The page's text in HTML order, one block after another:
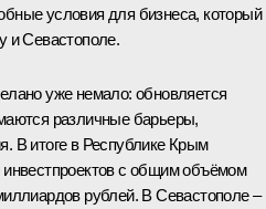
условия для бизнеса, который
и Севастополе.
уже немало: обновляется
различные барьеры,
В итоге в Республике Крым
инвестпроектов с общим объёмом
рублей. В Севастополе –